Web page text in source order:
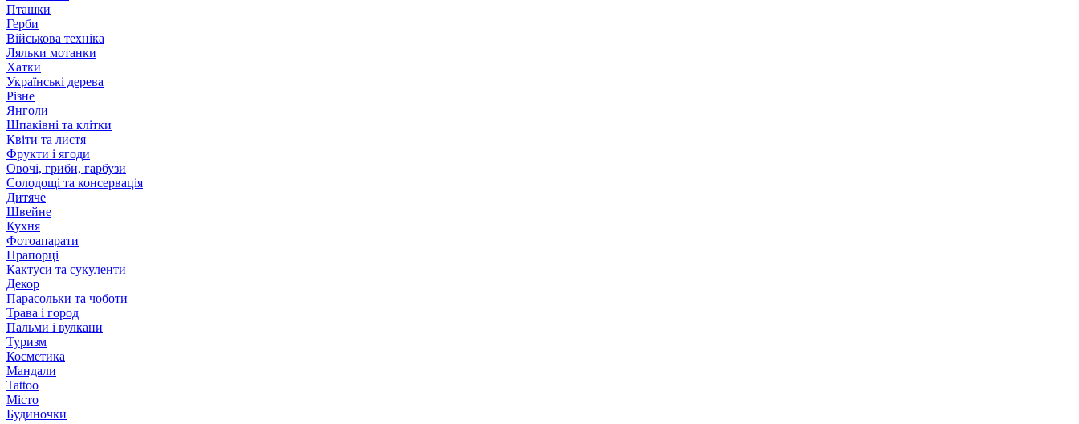
Пташки
Герби
Військова техніка
Ляльки мотанки
Хатки
Українські дерева
Різне
Янголи
Шпаківні та клітки
Квіти та листя
Фрукти і ягоди
Овочі, гриби, гарбузи
Солодощі та консервація
Дитяче
Швейне
Кухня
Фотоапарати
Прапорці
Кактуси та сукуленти
Декор
Парасольки та чоботи
Трава і город
Пальми і вулкани
Туризм
Косметика
Мандали
Tattoo
Місто
Будиночки